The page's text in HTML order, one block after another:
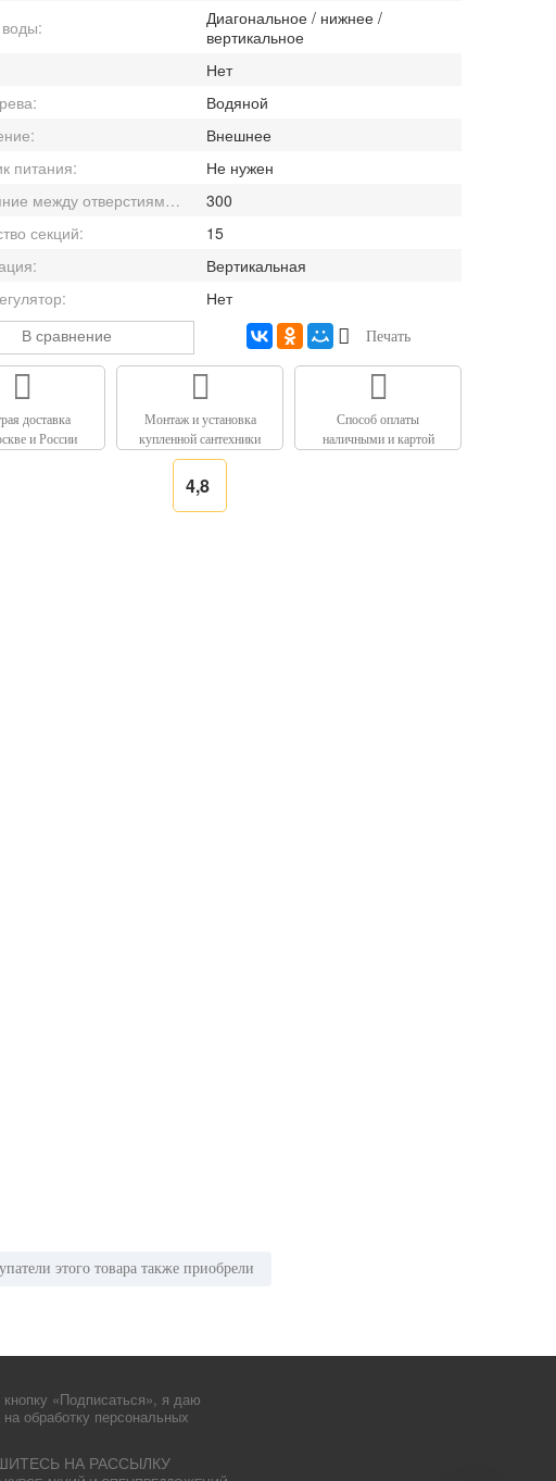
Диагональное / нижнее /
вертикальное
Нет
Водяной
Внешнее
питания:
Не нужен
Расстояние между отверстиями (по центрам; min - max), мм:
300
секций:
15
Вертикальная
Нет
В сравнение Печать
доставка
и России
Монтаж и установка
купленной сантехники
Способ оплаты
наличными и картой
4,8
этого товара также приобрели
«Подписаться», я даю
на обработку персональных
НА РАССЫЛКУ